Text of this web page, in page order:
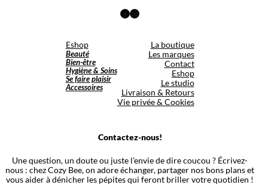
Facebook
Instagram
Eshop
Beauté
Bien-être
Hygiène & Soins
Se faire plaisir
Accessoires
La boutique
Les marques
Contact
Eshop
Le studio
Livraison & Retours
Vie privée & Cookies
Contactez-nous!
Une question, un doute ou juste l’envie de dire coucou ? Écrivez-
nous : chez Cozy Bee, on adore échanger, partager nos bons plans et
vous aider à dénicher les pépites qui feront briller votre quotidien !